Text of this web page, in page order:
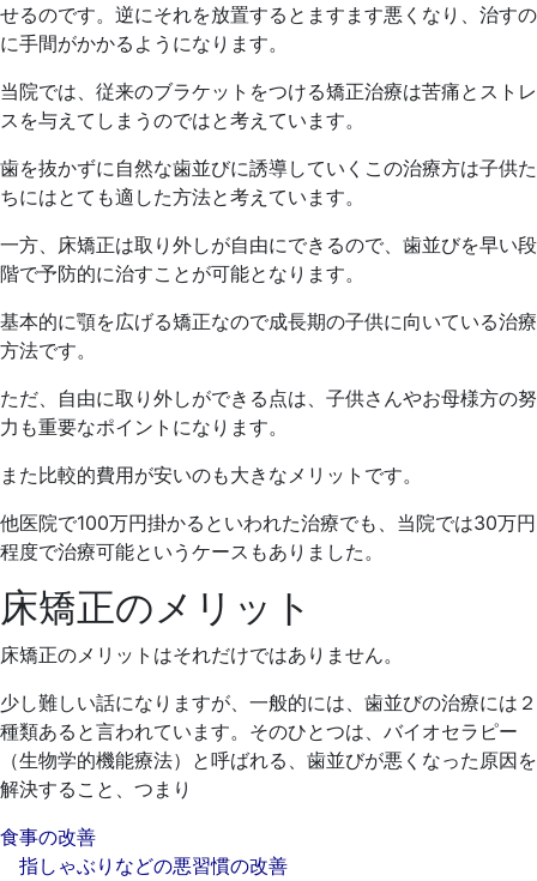
せるのです。逆にそれを放置するとますます悪くなり、治すの
に手間がかかるようになります。
当院では、従来のブラケットをつける矯正治療は苦痛とストレ
スを与えてしまうのではと考えています。
歯を抜かずに自然な歯並びに誘導していくこの治療方は子供た
ちにはとても適した方法と考えています。
一方、床矯正は取り外しが自由にできるので、歯並びを早い段
階で予防的に治すことが可能となります。
基本的に顎を広げる矯正なので成長期の子供に向いている治療
方法です。
ただ、自由に取り外しができる点は、子供さんやお母様方の努
力も重要なポイントになります。
また比較的費用が安いのも大きなメリットです。
他医院で100万円掛かるといわれた治療でも、当院では30万円
程度で治療可能というケースもありました。
床矯正のメリット
床矯正のメリットはそれだけではありません。
少し難しい話になりますが、一般的には、歯並びの治療には２
種類あると言われています。そのひとつは、バイオセラピー
（生物学的機能療法）と呼ばれる、歯並びが悪くなった原因を
解決すること、つまり
食事の改善
指しゃぶりなどの悪習慣の改善